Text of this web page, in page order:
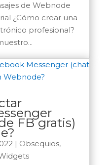
de Webnode
¿Cómo crear una
profesional?
FB gratis)
| Obsequios,